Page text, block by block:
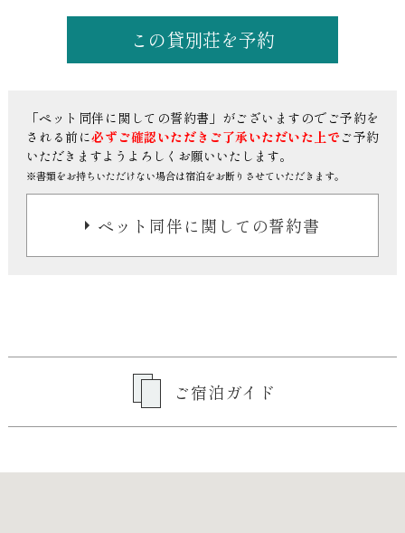
この貸別荘を予約
「ペット同伴に関しての誓約書」がございますので ご予約を
される前に必ずご確認いただきご了承いただいた上でご予約
いただきますようよろしくお願いいたします。
※書類をお持ちいただけない場合は宿泊をお断りさせていただきます。
ペット同伴に関しての誓約書
ご宿泊ガイド